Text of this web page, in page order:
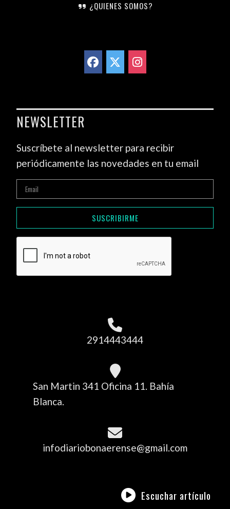
¿QUIENES SOMOS?
NEWSLETTER
Suscríbete al newsletter para recibir
periódicamente las novedades en tu email
SUSCRIBIRME
2914443444
San Martin 341 Oficina 11. Bahía
Blanca.
infodiariobonaerense@gmail.com
Escuchar artículo